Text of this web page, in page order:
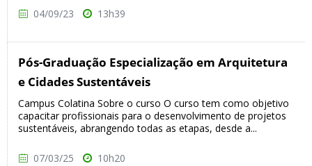
04/09/23 13h39
Pós-Graduação Especialização em Arquitetura
e Cidades Sustentáveis
Campus Colatina Sobre o curso O curso tem como objetivo
capacitar profissionais para o desenvolvimento de projetos
sustentáveis, abrangendo todas as etapas, desde a...
07/03/25 10h20